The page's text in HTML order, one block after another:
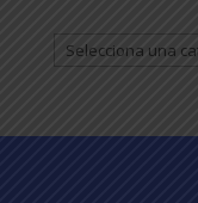
Selecciona
una